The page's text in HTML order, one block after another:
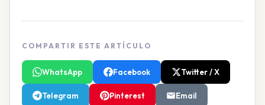
COMPARTIR ESTE ARTÍCULO
WhatsApp Facebook Twitter / X
Telegram Pinterest Email